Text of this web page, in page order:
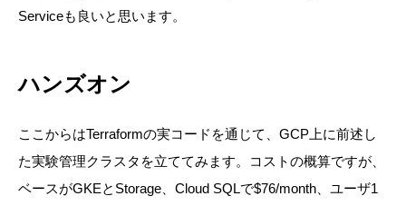
Serviceも良いと思います。
ハンズオン
ここからはTerraformの実コードを通じて、GCP上に前述し
た実験管理クラスタを立ててみます。
コストの概算ですが、
ベースがGKEとStorage、Cloud SQLで$76/month、ユーザ1